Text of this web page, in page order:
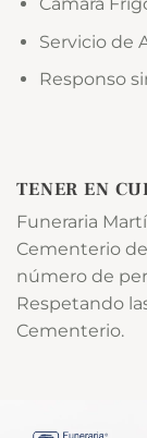
Servicio de
Responso
TENER EN
Funeraria
Cementerio
número de
Respetando
Cementerio.